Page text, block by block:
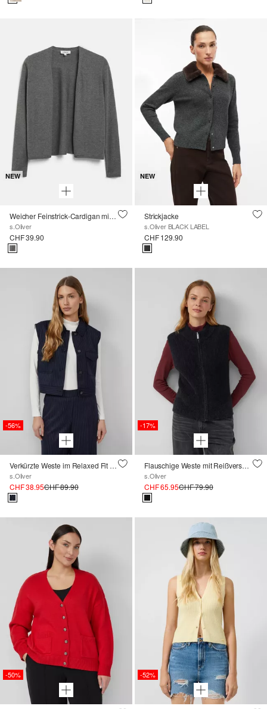
NEW
Weicher Feinstrick-Cardigan mit Rollkanten
s.Oliver
CHF 39.90
NEW
Strickjacke
s.Oliver BLACK LABEL
CHF 129.90
-56%
Verkürzte Weste im Relaxed Fit mit elastischem Saum
s.Oliver
CHF 38.95CHF 89.90
-17%
Flauschige Weste mit Reißverschluss
s.Oliver
CHF 65.95CHF 79.90
-50% -52%